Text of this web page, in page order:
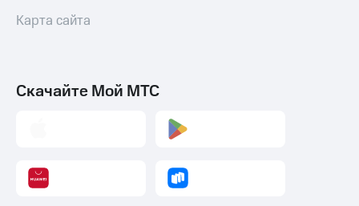
Карта сайта
Скачайте Мой МТС